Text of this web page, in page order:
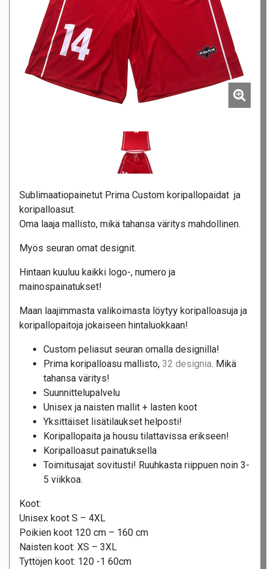
Sublimaatiopainetut Prima Custom koripallopaidat ja
koripalloasut.
Oma laaja mallisto, mikä tahansa väritys mahdollinen.
Myös seuran omat designit.
Hintaan kuuluu kaikki logo-, numero ja
mainospainatukset!
Maan laajimmasta valikoimasta löytyy koripalloasuja ja
koripallopaitoja jokaiseen hintaluokkaan!
Custom peliasut seuran omalla designilla!
Prima koripalloasu mallisto, 32 designia. Mikä
tahansa väritys!
Suunnittelupalvelu
Unisex ja naisten mallit + lasten koot
Yksittäiset lisätilaukset helposti!
Koripallopaita ja housu tilattavissa erikseen!
Koripalloasut painatuksella
Toimitusajat sovitusti! Ruuhkasta riippuen noin 3-
5 viikkoa.
Koot:
Unisex koot S – 4XL
Poikien koot 120 cm – 160 cm
Naisten koot: XS – 3XL
Tyttöjen koot: 120 -1 60cm